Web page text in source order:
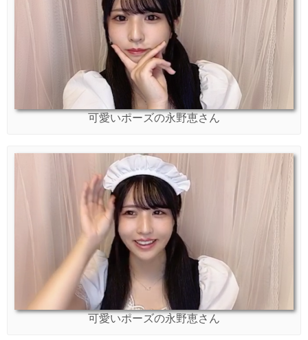
可愛いポーズの永野恵さん
可愛いポーズの永野恵さん